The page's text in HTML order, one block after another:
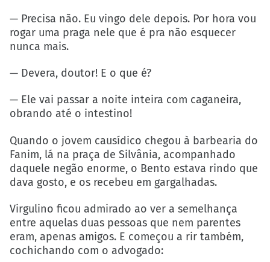
— Precisa não. Eu vingo dele depois. Por hora vou
rogar uma praga nele que é pra não esquecer
nunca mais.
— Devera, doutor! E o que é?
— Ele vai passar a noite inteira com caganeira,
obrando até o intestino!
Quando o jovem causídico chegou à barbearia do
Fanim, lá na praça de Silvânia, acompanhado
daquele negão enorme, o Bento estava rindo que
dava gosto, e os recebeu em gargalhadas.
Virgulino ficou admirado ao ver a semelhança
entre aquelas duas pessoas que nem parentes
eram, apenas amigos. E começou a rir também,
cochichando com o advogado: